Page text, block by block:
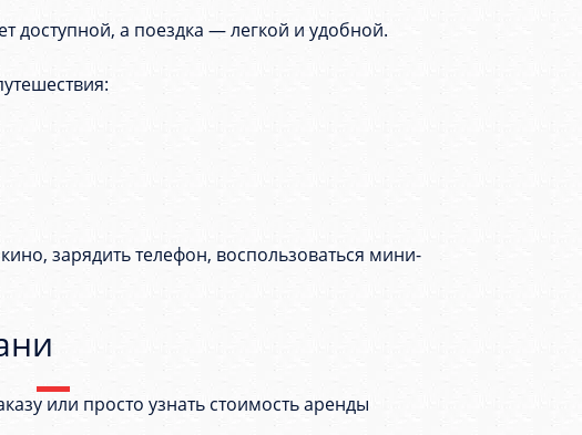
доступной, а поездка — легкой и удобной.
зарядить телефон, воспользоваться мини-
или просто узнать стоимость аренды